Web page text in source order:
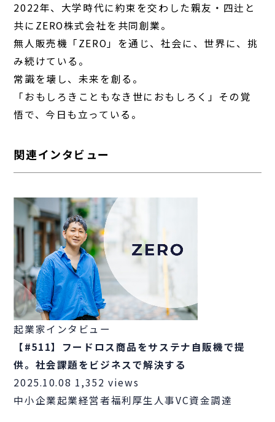
2022年、大学時代に約束を交わした親友・四辻と
共にZERO株式会社を共同創業。
無人販売機「ZERO」を通じ、社会に、世界に、挑
み続けている。
常識を壊し、未来を創る。
「おもしろきこともなき世におもしろく」その覚
悟で、今日も立っている。
関連インタビュー
起業家インタビュー
【#511】フードロス商品をサステナ自販機で提
供。社会課題をビジネスで解決する
2025.10.08 1,352 views
中小企業起業経営者福利厚生人事VC資金調達